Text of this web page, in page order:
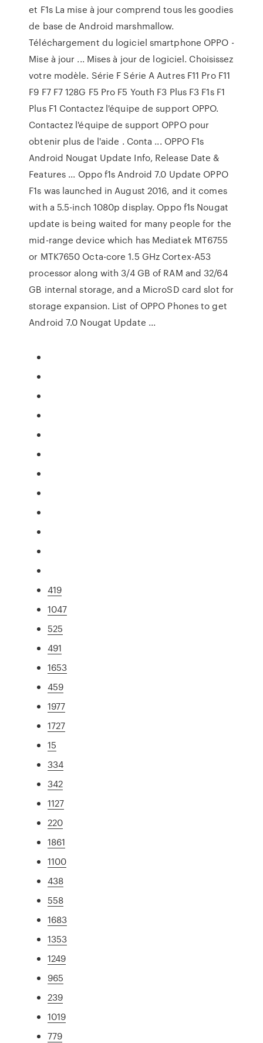
et F1s La mise à jour comprend tous les goodies
de base de Android marshmallow.
Téléchargement du logiciel smartphone OPPO -
Mise à jour ... Mises à jour de logiciel. Choisissez
votre modèle. Série F Série A Autres F11 Pro F11
F9 F7 F7 128G F5 Pro F5 Youth F3 Plus F3 F1s F1
Plus F1 Contactez l'équipe de support OPPO.
Contactez l'équipe de support OPPO pour
obtenir plus de l'aide . Conta ... OPPO F1s
Android Nougat Update Info, Release Date &
Features ... Oppo f1s Android 7.0 Update OPPO
F1s was launched in August 2016, and it comes
with a 5.5-inch 1080p display. Oppo f1s Nougat
update is being waited for many people for the
mid-range device which has Mediatek MT6755
or MTK7650 Octa-core 1.5 GHz Cortex-A53
processor along with 3/4 GB of RAM and 32/64
GB internal storage, and a MicroSD card slot for
storage expansion. List of OPPO Phones to get
Android 7.0 Nougat Update ...
419
1047
525
491
1653
459
1977
1727
15
334
342
1127
220
1861
1100
438
558
1683
1353
1249
965
239
1019
779